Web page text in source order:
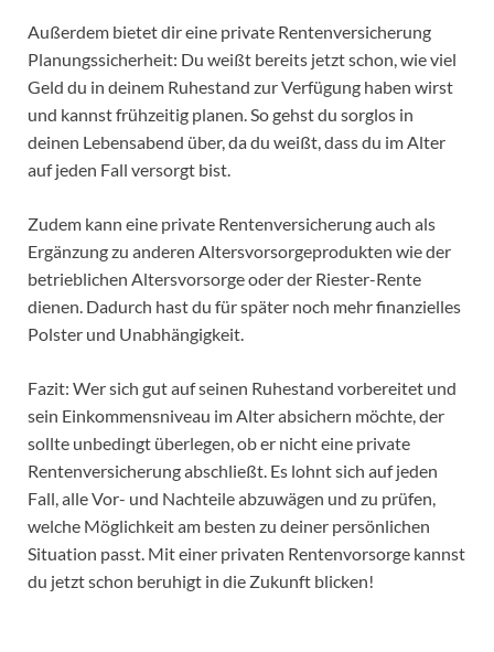
Außerdem bietet dir eine private Rentenversicherung
Planungssicherheit: Du weißt bereits jetzt schon, wie viel
Geld du in deinem Ruhestand zur Verfügung haben wirst
und kannst frühzeitig planen. So gehst du sorglos in
deinen Lebensabend über, da du weißt, dass du im Alter
auf jeden Fall versorgt bist.
Zudem kann eine private Rentenversicherung auch als
Ergänzung zu anderen Altersvorsorgeprodukten wie der
betrieblichen Altersvorsorge oder der Riester-Rente
dienen. Dadurch hast du für später noch mehr finanzielles
Polster und Unabhängigkeit.
Fazit: Wer sich gut auf seinen Ruhestand vorbereitet und
sein Einkommensniveau im Alter absichern möchte, der
sollte unbedingt überlegen, ob er nicht eine private
Rentenversicherung abschließt. Es lohnt sich auf jeden
Fall, alle Vor- und Nachteile abzuwägen und zu prüfen,
welche Möglichkeit am besten zu deiner persönlichen
Situation passt. Mit einer privaten Rentenvorsorge kannst
du jetzt schon beruhigt in die Zukunft blicken!